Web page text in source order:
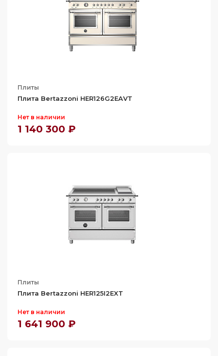
Плиты
Плита Bertazzoni HER126G2EAVT
Нет в наличии
1 140 300 ₽
Плиты
Плита Bertazzoni HER125I2EXT
Нет в наличии
1 641 900 ₽